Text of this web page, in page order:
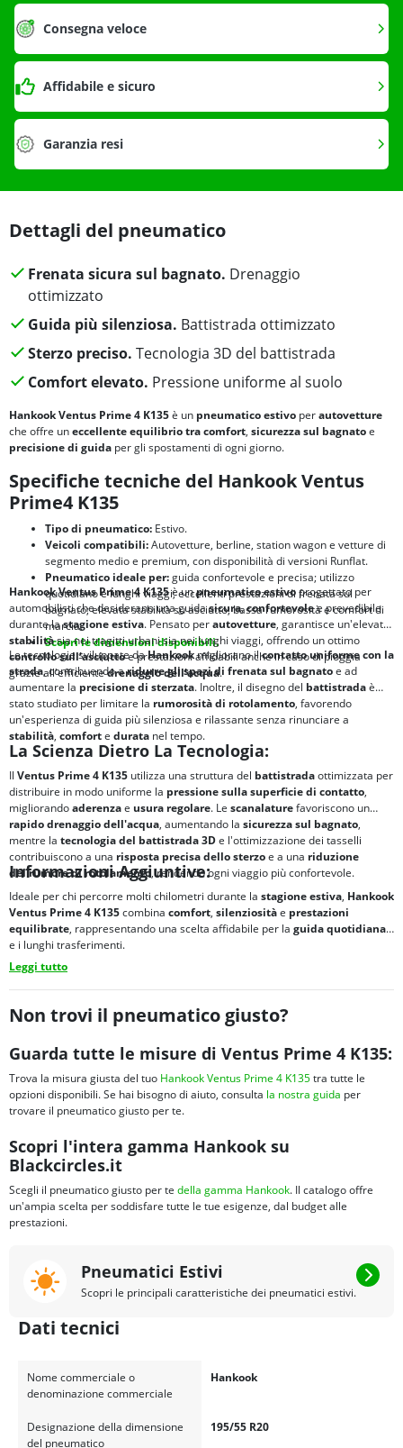
Consegna veloce
Affidabile e sicuro
Garanzia resi
Dettagli del pneumatico
Frenata sicura sul bagnato. Drenaggio
ottimizzato
Guida più silenziosa. Battistrada ottimizzato
Sterzo preciso. Tecnologia 3D del battistrada
Comfort elevato. Pressione uniforme al suolo
Hankook Ventus Prime 4 K135è un pneumatico estivo perautovetture
che offre uneccellente equilibrio tracomfort, sicurezza sul bagnatoe
precisione di guida per gli spostamenti di ogni giorno.
Specifiche tecniche del Hankook Ventus
Prime4 K135
Tipo di pneumatico: Estivo.
Veicoli compatibili:Autovetture, berline, station wagon e vetture di
segmento medio e premium, con disponibilità di versioni Runflat.
Pneumatico ideale per:guida confortevole e precisa; utilizzo
quotidiano e lunghi viaggi; eccellenti prestazioni di frenata sul
bagnato; elevata stabilità su asciutto; bassa rumorosità e comfort di
marcia.
Scopri le dimensioni disponibili.
Hankook Ventus Prime 4 K135è unpneumatico estivoprogettato per
automobilisti che desiderano una guidasicura,confortevolee prevedibile
durante lastagione estiva. Pensato perautovetture, garantisce un'elevata
stabilitàsia nei tragitti urbani sia nei lunghi viaggi, offrendo un ottimo
controllo sull'asciuttoe prestazioni affidabili anche in caso di pioggia
grazie all'efficientedrenaggio dell'acqua.
Le tecnologie sviluppate daHankookmigliorano ilcontatto uniforme con la
strada, contribuendo aridurre gli spazi di frenata sul bagnatoe ad
aumentare la precisione di sterzata. Inoltre, il disegno del battistradaè
stato studiato per limitare la rumorosità di rotolamento, favorendo
un'esperienza di guida più silenziosa e rilassante senza rinunciare a
stabilità, comforte durata nel tempo.
La Scienza Dietro La Tecnologia:
Il Ventus Prime 4 K135 utilizza una struttura del battistradaottimizzata per
distribuire in modo uniforme la pressione sulla superficie di contatto,
migliorandoaderenzae usura regolare. Le scanalaturefavoriscono un
rapidodrenaggio dell'acqua, aumentando la sicurezza sul bagnato,
mentre la tecnologia del battistrada 3De l'ottimizzazione dei tasselli
contribuiscono a una risposta precisa dello sterzoe a una riduzione
delrumore di rotolamento, rendendo ogni viaggio più confortevole.
Informazioni Aggiuntive:
Ideale per chi percorre molti chilometri durante la stagione estiva, Hankook
Ventus Prime 4 K135combina comfort, silenziositàe prestazioni
equilibrate, rappresentando una scelta affidabile per la guida quotidiana
e i lunghi trasferimenti.
Leggi tutto
Non trovi il pneumatico giusto?
Guarda tutte le misure di Ventus Prime 4 K135:
Trova la misura giusta del tuo Hankook Ventus Prime 4 K135tra tutte le
opzioni disponibili. Se hai bisogno di aiuto, consulta la nostra guida per
trovare il pneumatico giusto per te.
Scopri l'intera gamma Hankook su
Blackcircles.it
Scegli il pneumatico giusto per te della gamma Hankook. Il catalogo offre
un'ampia scelta per soddisfare tutte le tue esigenze, dal budget alle
prestazioni.
Pneumatici Estivi
Scopri le principali caratteristiche dei pneumatici estivi.
Dati tecnici
Nome commerciale o
denominazione commerciale
Hankook
Designazione della dimensione
del pneumatico
195/55 R20